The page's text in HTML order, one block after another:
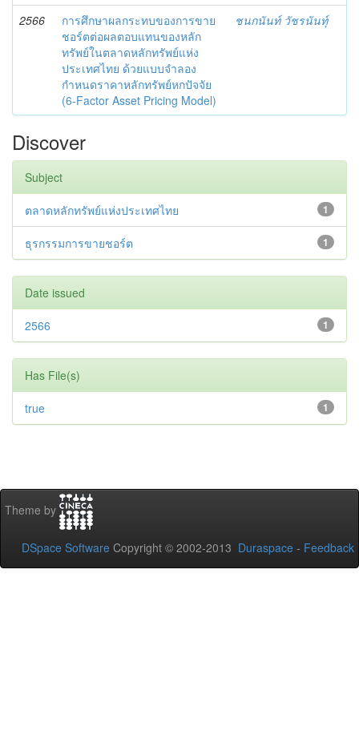
2566
การศึกษาผลกระทบของการขาย
ชอร์ตต่อผลตอบแทนของหลัก
ทรัพย์ในตลาดหลักทรัพย์แห่ง
ประเทศไทย ด้วยแบบจำลอง
กำหนดราคาหลักทรัพย์หกปัจจัย
(6-Factor Asset Pricing Model)
ชนกนันท์ วัชรนันทุ์
Discover
Subject
1
ตลาดหลักทรัพย์แห่งประเทศไทย
1
ธุรกรรมการขายชอร์ต
Date issued
1
2566
Has File(s)
1
true
Theme by
DSpace Software Copyright © 2002-2013 Duraspace - Feedback